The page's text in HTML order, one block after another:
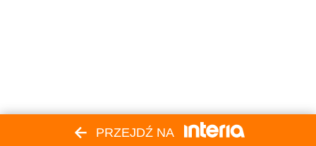
PRZEJDŹ NA